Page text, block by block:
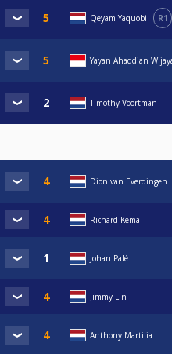
Qeyam Yaquobi R1
Yayan Ahaddian
Timothy Voortman
Dion van Everdingen
Richard Kema
Johan Palé
Jimmy Lin
Anthony Martilia